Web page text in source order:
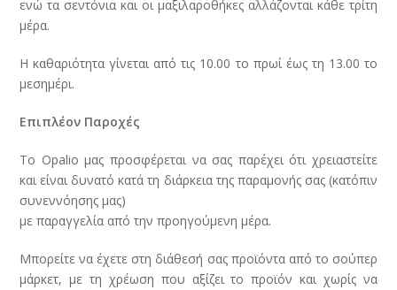
ενώ τα σεντόνια και οι μαξιλαροθήκες αλλάζονται κάθε τρίτη
μέρα.
Η καθαριότητα γίνεται από τις 10.00 το πρωί έως τη 13.00 το
μεσημέρι.
Επιπλέον Παροχές
Το Opalio μας προσφέρεται να σας παρέχει ότι χρειαστείτε
και είναι δυνατό κατά τη διάρκεια της παραμονής σας (κατόπιν
συνεννόησης μας)
με παραγγελία από την προηγούμενη μέρα.
Μπορείτε να έχετε στη διάθεσή σας προϊόντα από το σούπερ
μάρκετ, με τη χρέωση που αξίζει το προϊόν και χωρίς να